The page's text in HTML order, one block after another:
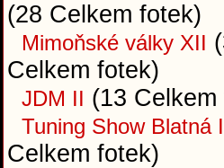
(28 Celkem fotek)
Mimoňské války XII
Celkem fotek)
JDM II (13 Celkem
Tuning Show Blatná
Celkem fotek)